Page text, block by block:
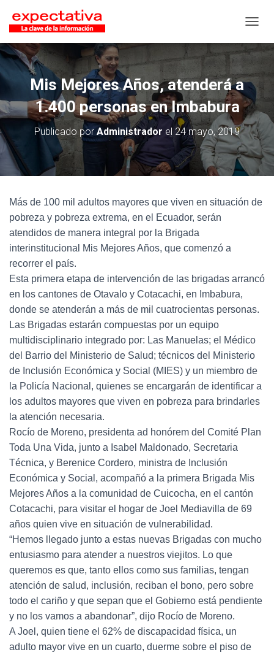
Mis Mejores Años, atenderá a
1.400 personas en Imbabura
Publicado por Administrador el 24 mayo, 2019
Más de 100 mil adultos mayores que viven en situación de
pobreza y pobreza extrema, en el Ecuador, serán
atendidos de manera integral por la Brigada
interinstitucional Mis Mejores Años, que comenzó a
recorrer el país.
Esta primera etapa de intervención de las brigadas arrancó
en los cantones de Otavalo y Cotacachi, en Imbabura,
donde se atenderán a más de mil cuatrocientas personas.
Las Brigadas estarán compuestas por un equipo
multidisciplinario integrado por: Las Manuelas; el Médico
del Barrio del Ministerio de Salud; técnicos del Ministerio
de Inclusión Económica y Social (MIES) y un miembro de
la Policía Nacional, quienes se encargarán de identificar a
los adultos mayores que viven en pobreza para brindarles
la atención necesaria.
Rocío de Moreno, presidenta ad honórem del Comité Plan
Toda Una Vida, junto a Isabel Maldonado, Secretaria
Técnica, y Berenice Cordero, ministra de Inclusión
Económica y Social, acompañó a la primera Brigada Mis
Mejores Años a la comunidad de Cuicocha, en el cantón
Cotacachi, para visitar el hogar de Joel Mediavilla de 69
años quien vive en situación de vulnerabilidad.
“Hemos llegado junto a estas nuevas Brigadas con mucho
entusiasmo para atender a nuestros viejitos. Lo que
queremos es que, tanto ellos como sus familias, tengan
atención de salud, inclusión, reciban el bono, pero sobre
todo el cariño y que sepan que el Gobierno está pendiente
y no los vamos a abandonar”, dijo Rocío de Moreno.
A Joel, quien tiene el 62% de discapacidad física, un
adulto mayor vive en un cuarto, duerme sobre el piso de